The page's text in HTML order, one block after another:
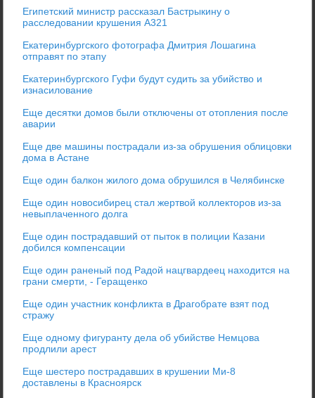
Египетский министр рассказал Бастрыкину о
расследовании крушения А321
Екатеринбургского фотографа Дмитрия Лошагина
отправят по этапу
Екатеринбургского Гуфи будут судить за убийство и
изнасилование
Еще десятки домов были отключены от отопления после
аварии
Еще две машины пострадали из-за обрушения облицовки
дома в Астане
Еще один балкон жилого дома обрушился в Челябинске
Еще один новосибирец стал жертвой коллекторов из-за
невыплаченного долга
Еще один пострадавший от пыток в полиции Казани
добился компенсации
Еще один раненый под Радой нацгвардеец находится на
грани смерти, - Геращенко
Еще один участник конфликта в Драгобрате взят под
стражу
Еще одному фигуранту дела об убийстве Немцова
продлили арест
Еще шестеро пострадавших в крушении Ми-8
доставлены в Красноярск